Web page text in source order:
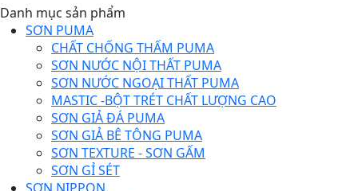
Danh mục sản phẩm
SƠN PUMA
CHẤT CHỐNG THẤM PUMA
SƠN NƯỚC NỘI THẤT PUMA
SƠN NƯỚC NGOẠI THẤT PUMA
MASTIC -BỘT TRÉT CHẤT LƯỢNG CAO
SƠN GIẢ ĐÁ PUMA
SƠN GIẢ BÊ TÔNG PUMA
SƠN TEXTURE - SƠN GẤM
SƠN GỈ SÉT
SƠN NIPPON